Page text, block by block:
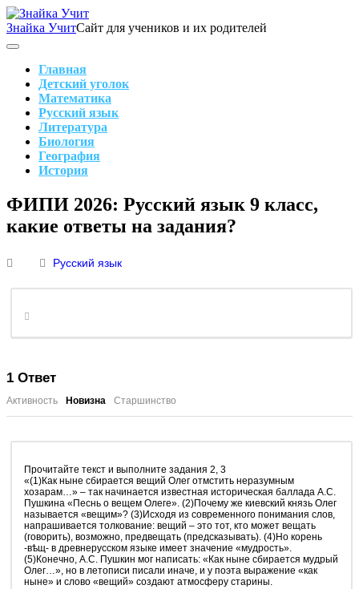
Skip
to
content
Знайка УчитСайт для учеников и их родителей
Search
Main
Navigation
Главная
Детский уголок
Математика
Русский язык
Литература
Биология
География
История
Search
ФИПИ 2026: Русский язык 9 класс,
какие ответы на задания?
Русский язык
1 Ответ
Активность Новизна Старшинство
Прочитайте текст и выполните задания 2, 3
«(1)Как ныне сбирается вещий Олег отмстить неразумным
хозарам…» ‒ так начинается известная историческая баллада А.С.
Пушкина «Песнь о вещем Олеге». (2)Почему же киевский князь Олег
называется «вещим»? (3)Исходя из современного понимания слов,
напрашивается толкование: вещий ‒ это тот, кто может вещать
(говорить), возможно, предвещать (предсказывать). (4)Но корень
-вѣщ- в древнерусском языке имеет значение «мудрость».
(5)Конечно, А.С. Пушкин мог написать: «Как ныне сбирается мудрый
Олег…», но в летописи писали иначе, и у поэта выражение «как
ныне» и слово «вещий» создают атмосферу старины.